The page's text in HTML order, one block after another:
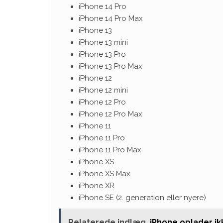
iPhone 14 Pro
iPhone 14 Pro Max
iPhone 13
iPhone 13 mini
iPhone 13 Pro
iPhone 13 Pro Max
iPhone 12
iPhone 12 mini
iPhone 12 Pro
iPhone 12 Pro Max
iPhone 11
iPhone 11 Pro
iPhone 11 Pro Max
iPhone XS
iPhone XS Max
iPhone XR
iPhone SE (2. generation eller nyere)